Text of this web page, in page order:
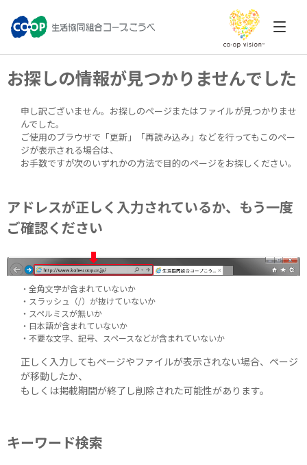
お探しの情報が見つかりませんでした
申し訳ございません。お探しのページまたはファイルが見つかりませ
んでした。
ご使用のブラウザで「更新」「再読み込み」などを行ってもこのペー
ジが表示される場合は、
お手数ですが次のいずれかの方法で目的のページをお探しください。
アドレスが正しく入力されているか、もう一度
ご確認ください
・全角文字が含まれていないか
・スラッシュ（/）が抜けていないか
・スペルミスが無いか
・日本語が含まれていないか
・不要な文字、記号、スペースなどが含まれていないか
正しく入力してもページやファイルが表示されない場合、ページ
が移動したか、
もしくは掲載期間が終了し削除された可能性があります。
キーワード検索